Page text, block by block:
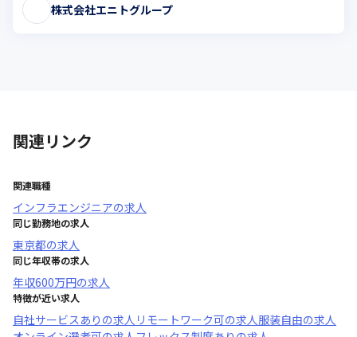
株式会社エニトグループ
関連リンク
関連職種
インフラエンジニアの求人
同じ勤務地の求人
東京都の求人
同じ年収帯の求人
年収600万円の求人
特徴が近い求人
自社サービスあり の求人 リモートワーク可の求人服装自由の求人